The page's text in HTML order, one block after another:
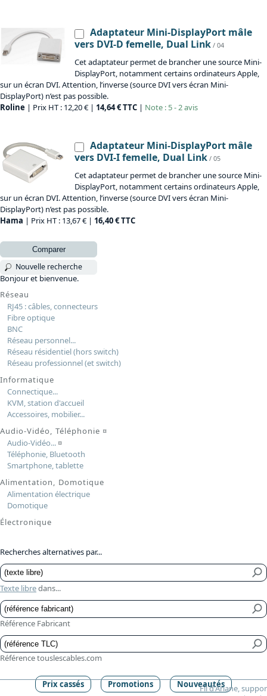
Adaptateur Mini-DisplayPort mâle
vers DVI-D femelle, Dual Link / 04
Cet adaptateur permet de brancher une source Mini-
DisplayPort, notamment certains ordinateurs Apple,
sur un écran DVI. Attention, l’inverse (source DVI vers écran Mini-
DisplayPort) n’est pas possible.
Roline | Prix HT : 12,20 € | 14,64 € TTC | Note : 5 - 2 avis
Adaptateur Mini-DisplayPort mâle
vers DVI-I femelle, Dual Link / 05
Cet adaptateur permet de brancher une source Mini-
DisplayPort, notamment certains ordinateurs Apple,
sur un écran DVI. Attention, l’inverse (source DVI vers écran Mini-
DisplayPort) n’est pas possible.
Hama | Prix HT : 13,67 € | 16,40 € TTC
Comparer
Nouvelle recherche
Bonjour et bienvenue.
Réseau
RJ45 : câbles, connecteurs
Fibre optique
BNC
Réseau personnel...
Réseau résidentiel (hors switch)
Réseau professionnel (et switch)
Informatique
Connectique...
KVM, station d'accueil
Accessoires, mobilier...
Audio-Vidéo, Téléphonie ¤
Audio-Vidéo...¤
Téléphonie, Bluetooth
Smartphone, tablette
Alimentation, Domotique
Alimentation électrique
Domotique
Électronique
Recherches alternatives par...
Texte libredans...
Référence Fabricant
Référence touslescables.com
Prix cassés Promotions Nouveautés
Fil d'Ariane,